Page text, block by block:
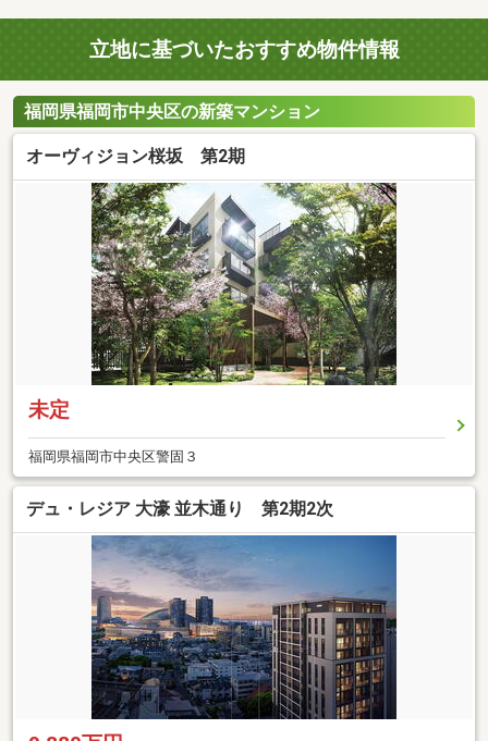
立地に基づいたおすすめ物件情報
福岡県福岡市中央区の新築マンション
オーヴィジョン桜坂 第2期
未定
福岡県福岡市中央区警固３
デュ・レジア 大濠 並木通り 第2期2次